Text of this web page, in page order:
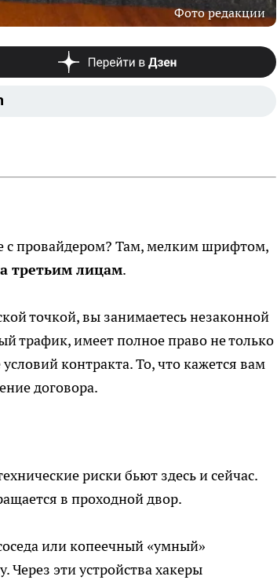
Фото редакции
с провайдером? Там, мелким шрифтом,
третьим лицам.
точкой, вы занимаетесь незаконной
трафик, имеет полное право не только
контракта. То, что кажется вам
договора.
риски бьют здесь и сейчас.
в проходной двор.
или копеечный «умный»
эти устройства хакеры